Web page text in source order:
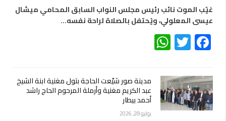
غيّب الموت نائب رئيس مجلس النواب السابق المحامي ميشال
عيسى المعلولي، ويُحتفل بالصلاة لراحة نفسه…
Facebook
Twitter
مدينة صور شيّعت الحاجة بتول مغنية ابنة الشيخ
عبد الكريم مغنية وأرملة المرحوم الحاج راشد
أحمد بيطار
يوليو 28, 2026